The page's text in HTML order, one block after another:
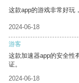
这款app的游戏非常好玩
2024-06-18
游客
这款加速器app的安全性
证。
2024-06-18